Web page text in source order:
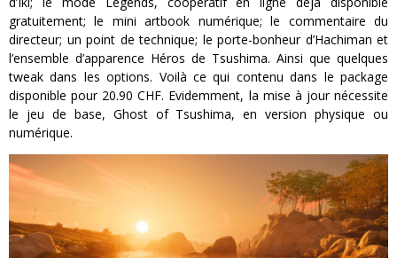
gratuitement; le mini artbook numérique; le commentaire du
directeur; un point de technique; le porte-bonheur d’Hachiman et
l’ensemble d’apparence Héros de Tsushima. Ainsi que quelques
tweak dans les options. Voilà ce qui contenu dans le package
disponible pour 20.90 CHF. Evidemment, la mise à jour nécessite
le jeu de base, Ghost of Tsushima, en version physique ou
numérique.